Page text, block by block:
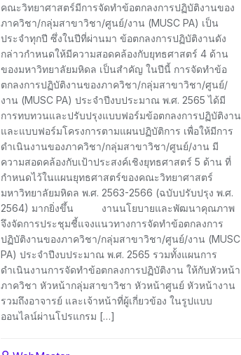
คณะวิทยาศาสตร์มีการจัดทำข้อตกลงการปฏิบัติงานของ
ภาควิชา/กลุ่มสาขาวิชา/ศูนย์/งาน (MUSC PA) เป็น
ประจำทุกปี ซึ่งในปีที่ผ่านมา ข้อตกลงการปฏิบัติงานดัง
กล่าวกำหนดให้มีความสอดคล้องกับยุทธศาสตร์ 4 ด้าน
ของมหาวิทยาลัยมหิดล เป็นสำคัญ ในปีนี้ การจัดทำข้อ
ตกลงการปฏิบัติงานของภาควิชา/กลุ่มสาขาวิชา/ศูนย์/
งาน (MUSC PA) ประจำปีงบประมาณ พ.ศ. 2565 ได้มี
การทบทวนและปรับปรุงแบบฟอร์มข้อตกลงการปฏิบัติงาน
และแบบฟอร์มโครงการตามแผนปฏิบัติการ เพื่อให้มีการ
ดำเนินงานของภาควิชา/กลุ่มสาขาวิชา/ศูนย์/งาน มี
ความสอดคล้องกับเป้าประสงค์เชิงยุทธศาสตร์ 5 ด้าน ที่
กำหนดไว้ในแผนยุทธศาสตร์ของคณะวิทยาศาสตร์
มหาวิทยาลัยมหิดล พ.ศ. 2563-2566 (ฉบับปรับปรุง พ.ศ.
2564) มากยิ่งขึ้น งานนโยบายและพัฒนาคุณภาพ
จึงจัดการประชุมชี้แจงแนวทางการจัดทำข้อตกลงการ
ปฏิบัติงานของภาควิชา/กลุ่มสาขาวิชา/ศูนย์/งาน (MUSC
PA) ประจำปีงบประมาณ พ.ศ. 2565 รวมทั้งแผนการ
ดำเนินงานการจัดทำข้อตกลงการปฏิบัติงาน ให้กับหัวหน้า
ภาควิชา หัวหน้ากลุ่มสาขาวิชา หัวหน้าศูนย์ หัวหน้างาน
รวมถึงอาจารย์ และเจ้าหน้าที่ผู้เกี่ยวข้อง ในรูปแบบ
ออนไลน์ผ่านโปรแกรม […]